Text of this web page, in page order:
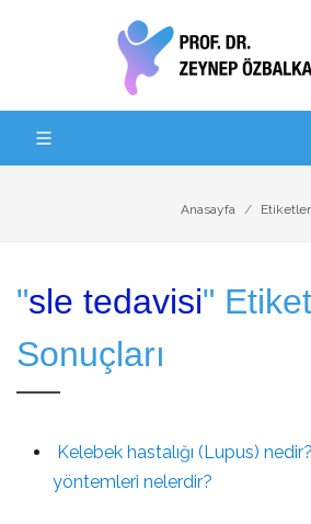
Anasayfa Etiketler
"sle tedavisi"
Sonuçları
Kelebek hastalığı (Lupus)
yöntemleri nelerdir?